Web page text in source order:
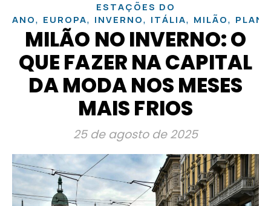
ESTAÇÕES DO
ANO, EUROPA, INVERNO, ITÁLIA, MILÃO,
MILÃO NO INVERNO: O
QUE FAZER NA CAPITAL
DA MODA NOS MESES
MAIS FRIOS
25 de agosto de 2025